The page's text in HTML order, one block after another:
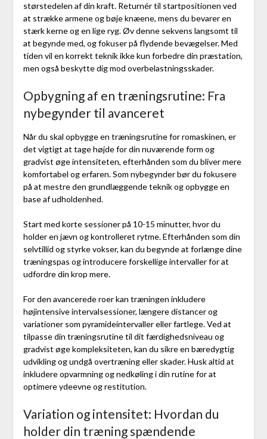
størstedelen af din kraft. Returnér til startpositionen ved
at strække armene og bøje knæene, mens du bevarer en
stærk kerne og en lige ryg. Øv denne sekvens langsomt til
at begynde med, og fokuser på flydende bevægelser. Med
tiden vil en korrekt teknik ikke kun forbedre din præstation,
men også beskytte dig mod overbelastningsskader.
Opbygning af en træningsrutine: Fra
nybegynder til avanceret
Når du skal opbygge en træningsrutine for romaskinen, er
det vigtigt at tage højde for din nuværende form og
gradvist øge intensiteten, efterhånden som du bliver mere
komfortabel og erfaren. Som nybegynder bør du fokusere
på at mestre den grundlæggende teknik og opbygge en
base af udholdenhed.
Start med korte sessioner på 10-15 minutter, hvor du
holder en jævn og kontrolleret rytme. Efterhånden som din
selvtillid og styrke vokser, kan du begynde at forlænge dine
træningspas og introducere forskellige intervaller for at
udfordre din krop mere.
For den avancerede roer kan træningen inkludere
højintensive intervalsessioner, længere distancer og
variationer som pyramideintervaller eller fartlege. Ved at
tilpasse din træningsrutine til dit færdighedsniveau og
gradvist øge kompleksiteten, kan du sikre en bæredygtig
udvikling og undgå overtræning eller skader. Husk altid at
inkludere opvarmning og nedkøling i din rutine for at
optimere ydeevne og restitution.
Variation og intensitet: Hvordan du
holder din træning spændende